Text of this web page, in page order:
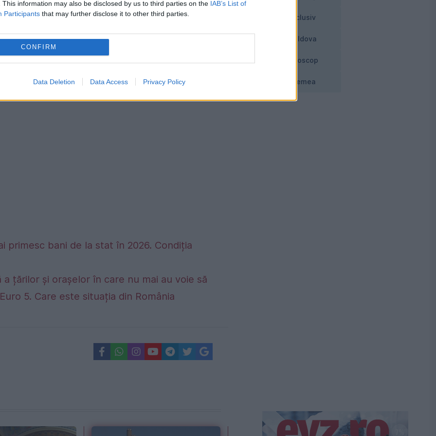
This information may also be disclosed by us to third parties on the IAB’s List of
Participants that may further disclose it to other third parties.
CONFIRM
Data Deletion Data Access Privacy Policy
această declaraţie, cum că toată lumea ştia
M-a mirat şi pe mine. Dar probabil că era
vină un raport de evaluare făcut de domnul
primesc bani de la stat în 2026. Condiția
țărilor și orașelor în care nu mai au voie să
5. Care este situația din România
Exclusiv
Moldova
Horoscop
Vremea